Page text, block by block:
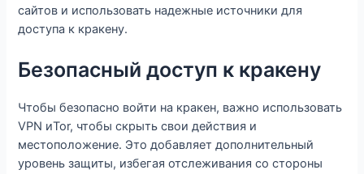
сайтов и использовать надежные источники для
доступа к кракену.
Безопасный доступ к кракену
Чтобы безопасно войти на кракен, важно использовать
VPN иTor, чтобы скрыть свои действия и
местоположение. Это добавляет дополнительный
уровень защиты, избегая отслеживания со стороны